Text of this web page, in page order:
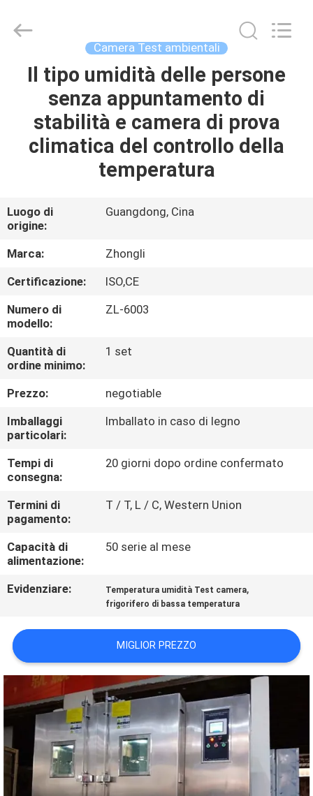
CASA
PRODOTTI
CIRCA
NOI
GIRO
DELLA
FABBRICA
CONTROLLO
DI
QUALITÀ
CONTATTICI
NOTIZIE
RICHIEDA
CITAZIONE
VR
SHOW
SITEMAP
PRIVACY
POLICY
Instrument
Technology
Reserved.
Camera Test ambientali
Il tipo umidità delle persone
senza appuntamento di
stabilità e camera di prova
climatica del controllo della
temperatura
Luogo di
origine:
Guangdong, Cina
Marca:
Zhongli
Certificazione:
ISO,CE
Numero di
modello:
ZL-6003
Quantità di
ordine minimo:
1 set
Prezzo:
negotiable
Imballaggi
particolari:
Imballato in caso di legno
Tempi di
consegna:
20 giorni dopo ordine confermato
Termini di
pagamento:
T / T, L / C, Western Union
Capacità di
alimentazione:
50 serie al mese
Evidenziare: Temperatura umidità Test camera,
frigorifero di bassa temperatura
MIGLIOR PREZZO